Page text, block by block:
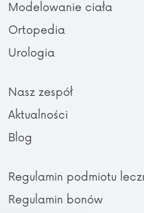
Modelowanie ciała
Ortopedia
Urologia
Nasz zespół
Aktualności
Blog
Regulamin podmiotu
Regulamin bonów